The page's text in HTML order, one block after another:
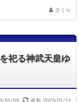
さくら
祀る神武天皇ゆ